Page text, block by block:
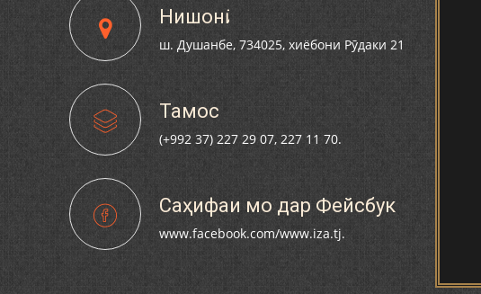
Нишонӣ
ш. Душанбе, 734025, хиёбони Рӯдаки 21
Тамос
(+992 37) 227 29 07, 227 11 70.
Саҳифаи мо дар Фейсбук
www.facebook.com/www.iza.tj.